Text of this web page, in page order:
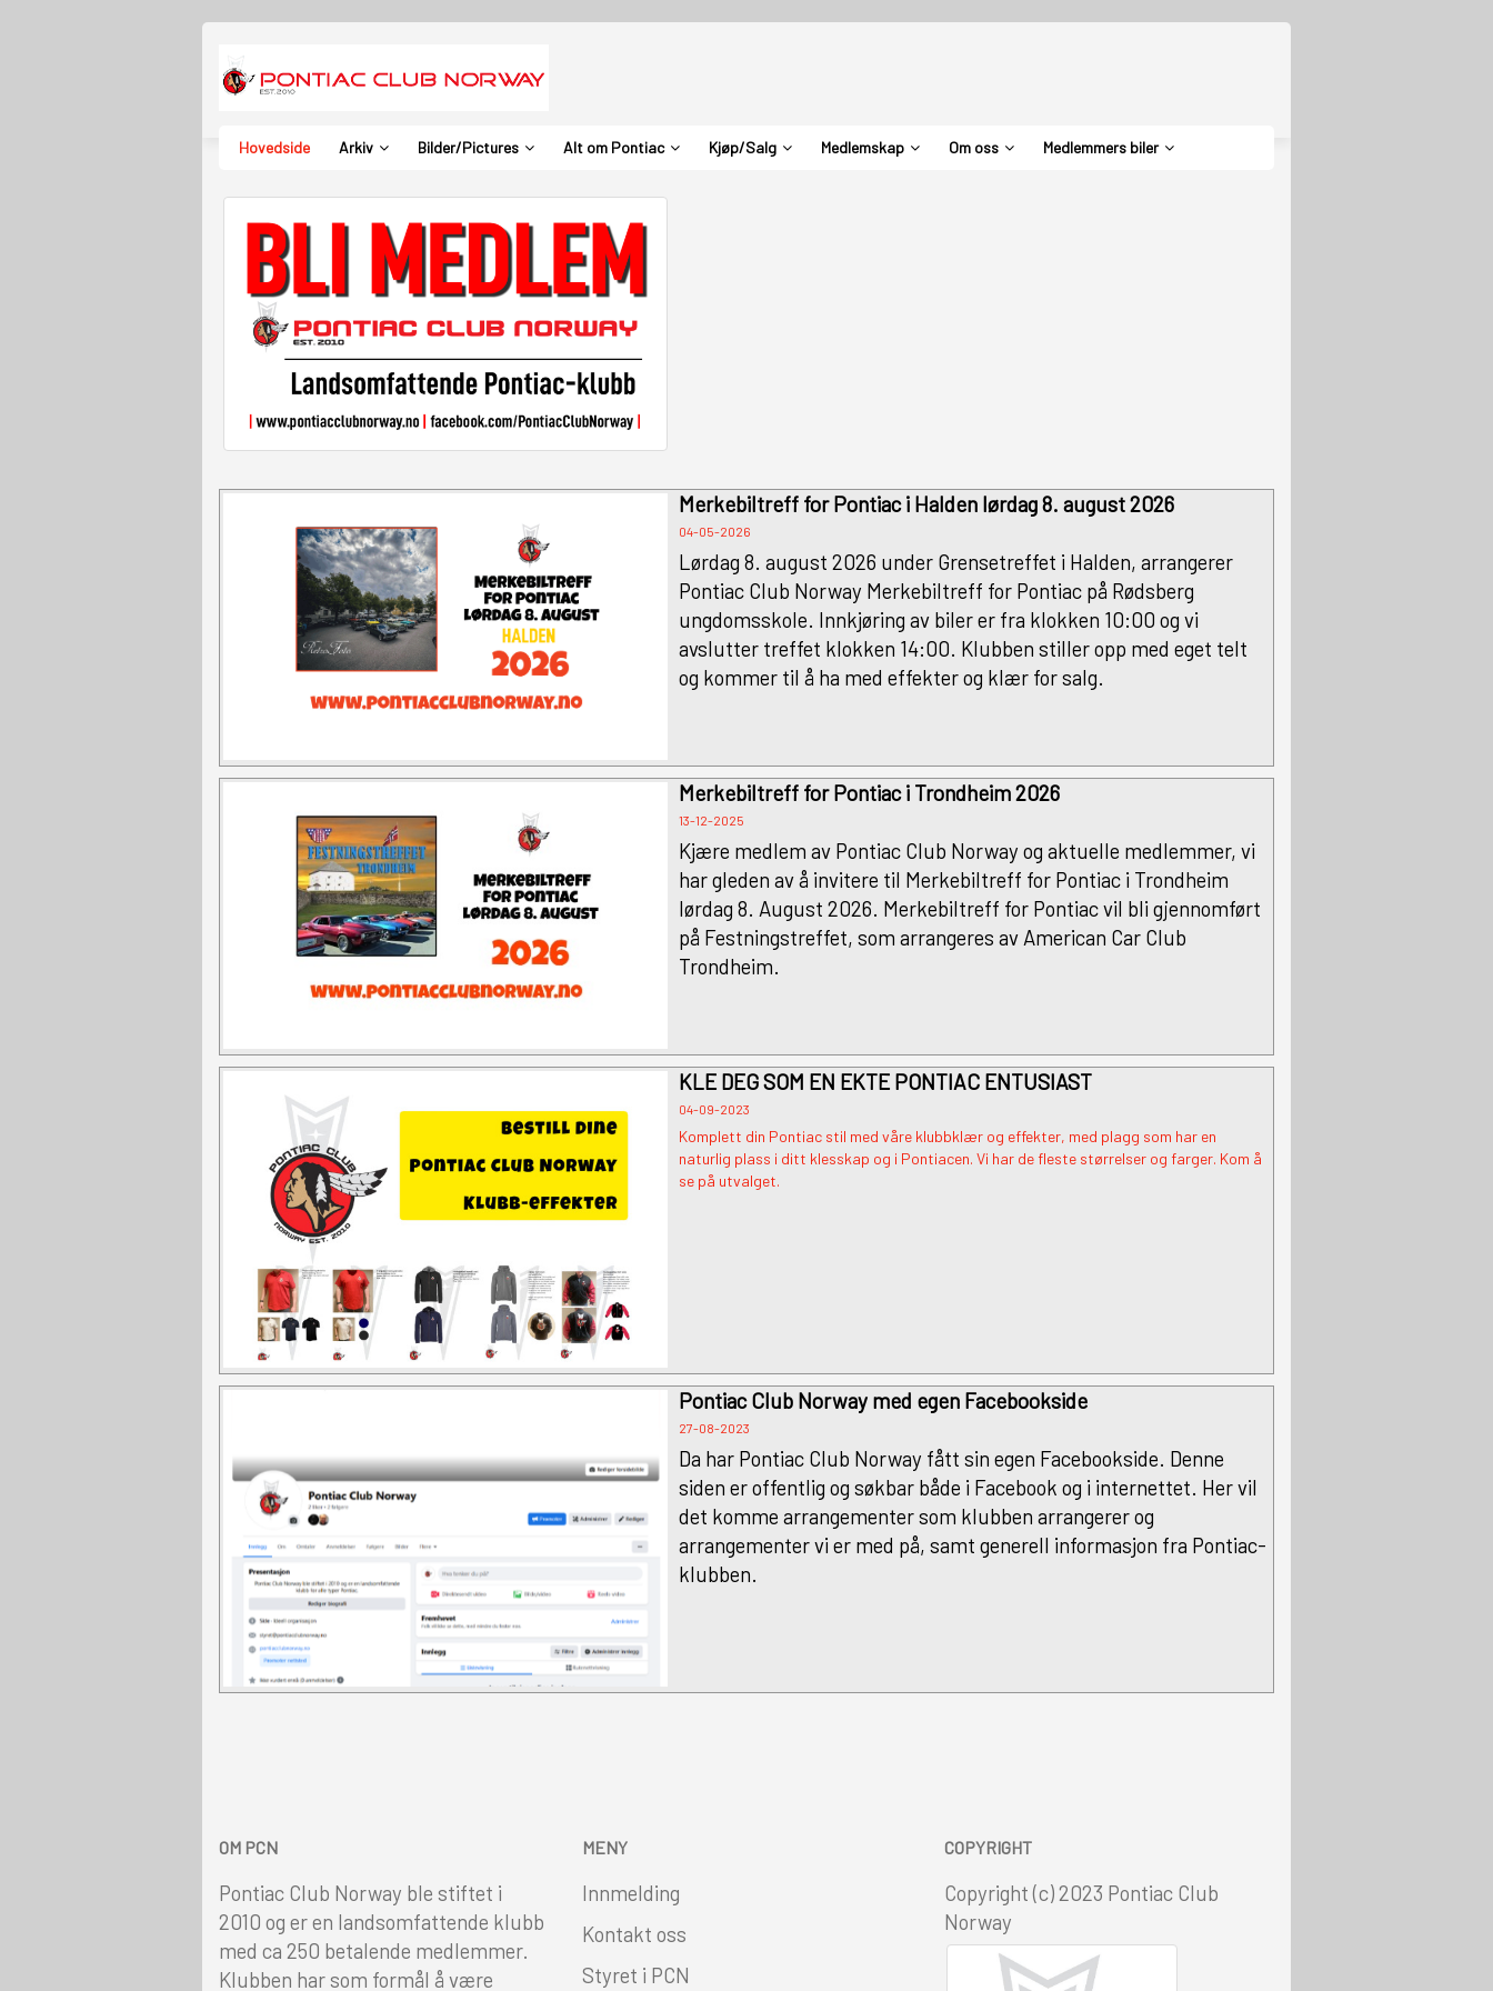
Hovedside Arkiv Bilder/Pictures Alt om Pontiac Kjøp/Salg Medlemskap Om oss Medlemmers biler
Merkebiltreff for Pontiac i Halden lørdag 8. august 2026
04-05-2026
Lørdag 8. august 2026 under Grensetreffet i Halden, arrangerer
Pontiac Club Norway Merkebiltreff for Pontiac på Rødsberg
ungdomsskole. Innkjøring av biler er fra klokken 10:00 og vi
avslutter treffet klokken 14:00. Klubben stiller opp med eget telt
og kommer til å ha med effekter og klær for salg.
Merkebiltreff for Pontiac i Trondheim 2026
13-12-2025
Kjære medlem av Pontiac Club Norway og aktuelle medlemmer, vi
har gleden av å invitere til Merkebiltreff for Pontiac i Trondheim
lørdag 8. August 2026. Merkebiltreff for Pontiac vil bli gjennomført
på Festningstreffet, som arrangeres av American Car Club
Trondheim.
KLE DEG SOM EN EKTE PONTIAC ENTUSIAST
04-09-2023
Komplett din Pontiac stil med våre klubbklær og effekter, med plagg som har en
naturlig plass i ditt klesskap og i Pontiacen. Vi har de fleste størrelser og farger. Kom å
se på utvalget.
Pontiac Club Norway med egen Facebookside
27-08-2023
Da har Pontiac Club Norway fått sin egen Facebookside. Denne
siden er offentlig og søkbar både i Facebook og i internettet. Her vil
det komme arrangementer som klubben arrangerer og
arrangementer vi er med på, samt generell informasjon fra Pontiac-
klubben.
OM PCN
Pontiac Club Norway ble stiftet i
2010 og er en landsomfattende klubb
med ca 250 betalende medlemmer.
Klubben har som formål å være
MENY
Innmelding
Kontakt oss
Styret i PCN
COPYRIGHT
Copyright (c) 2023 Pontiac Club
Norway